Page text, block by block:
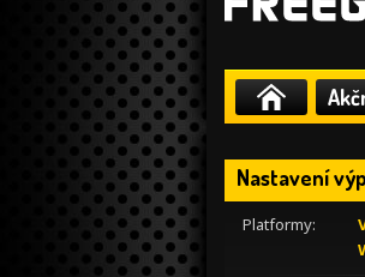
Nastavení
Platformy: